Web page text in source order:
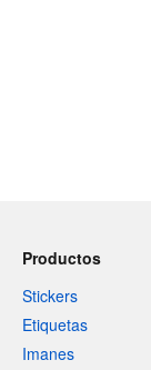
Productos
Stickers
Etiquetas
Imanes